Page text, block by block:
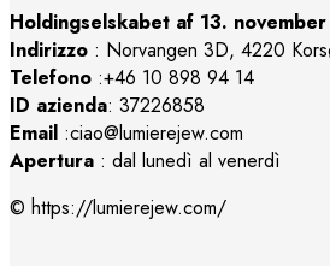
Holdingselskabet af 13.
Indirizzo : Norvangen 3D, 4220
Telefono :+46 10 898 94 14
ID azienda: 37226858
Email :ciao@lumierejew.com
Apertura : dal lunedì al venerdì
© https://lumierejew.com/